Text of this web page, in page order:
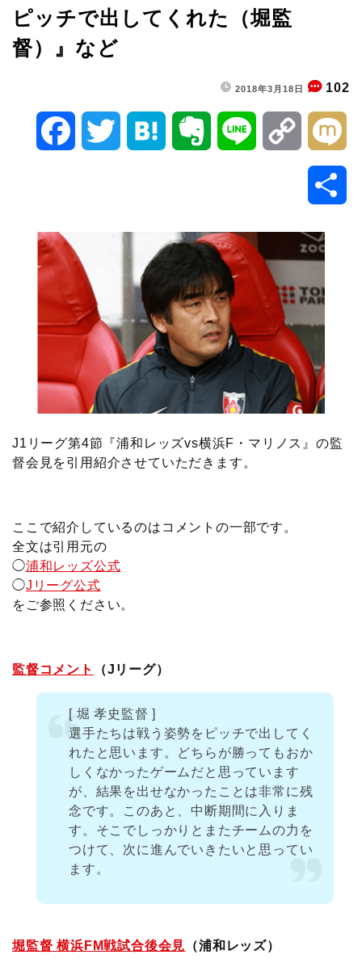
ピッチで出してくれた（堀監
督）』など
2018年3月18日 102
o
o
k
e
r
e
n
a
r
n
o
t
e
o
y
L
i
n
k
J1リーグ第4節『浦和レッズvs横浜F・マリノス』の監
督会見を引用紹介させていただきます。
ここで紹介しているのはコメントの一部です。
全文は引用元の
◯浦和レッズ公式
◯Jリーグ公式
をご参照ください。
監督コメント （Jリーグ）
[ 堀 孝史監督 ]
選手たちは戦う姿勢をピッチで出してく
れたと思います。どちらが勝ってもおか
しくなかったゲームだと思っています
が、結果を出せなかったことは非常に残
念です。このあと、中断期間に入りま
す。そこでしっかりとまたチームの力を
つけて、次に進んでいきたいと思ってい
ます。
堀監督 横浜FM戦試合後会見 （浦和レッズ）